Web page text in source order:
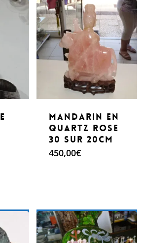
mandarin en
quartz rose
30 sur 20cm
450,00€
Make An Offer